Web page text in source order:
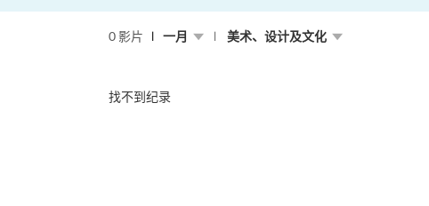
0 影片 一月 美术、设计及文化
找不到纪录